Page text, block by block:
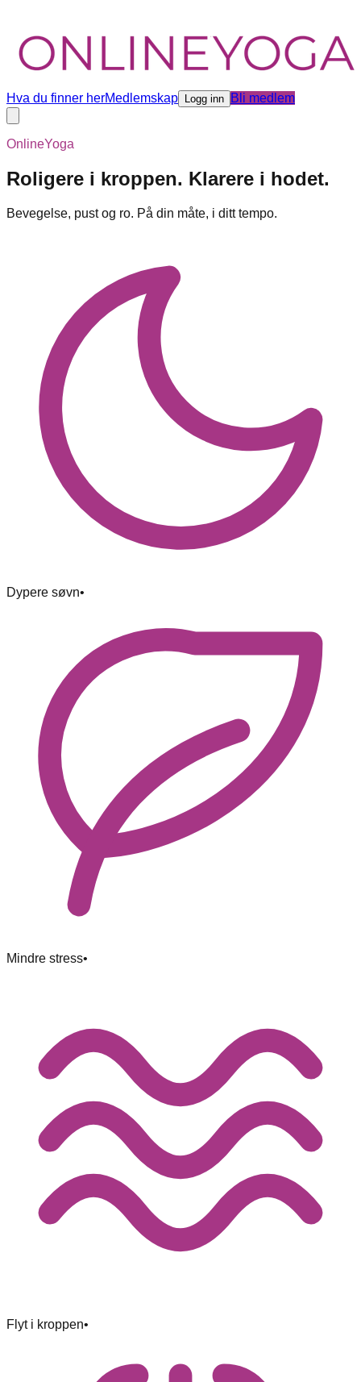
Hva du finner herMedlemskap Logg inn Bli medlem
OnlineYoga
Roligere i kroppen. Klarere i hodet.
Bevegelse, pust og ro. På din måte, i ditt tempo.
Dypere søvn•
Mindre stress•
Flyt i kroppen•